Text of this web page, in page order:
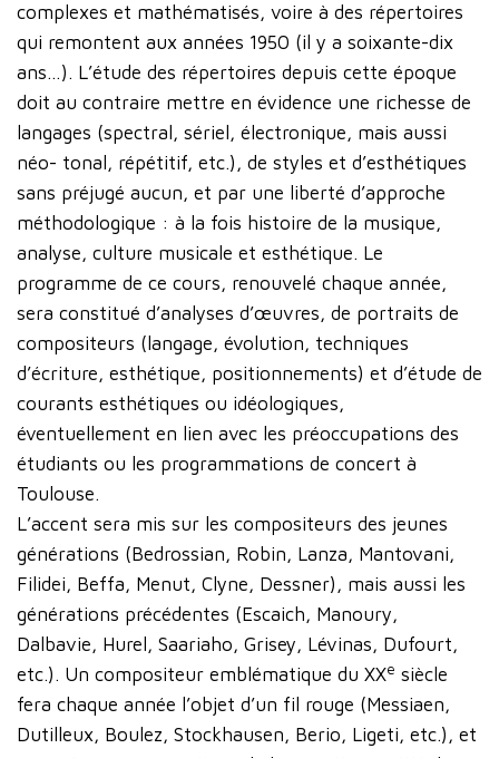
complexes et mathématisés, voire à des répertoires
qui remontent aux années 1950 (il y a soixante-dix
ans…). L’étude des répertoires depuis cette époque
doit au contraire mettre en évidence une richesse de
langages (spectral, sériel, électronique, mais aussi
néo- tonal, répétitif, etc.), de styles et d’esthétiques
sans préjugé aucun, et par une liberté d’approche
méthodologique : à la fois histoire de la musique,
analyse, culture musicale et esthétique. Le
programme de ce cours, renouvelé chaque année,
sera constitué d’analyses d’œuvres, de portraits de
compositeurs (langage, évolution, techniques
d’écriture, esthétique, positionnements) et d’étude de
courants esthétiques ou idéologiques,
éventuellement en lien avec les préoccupations des
étudiants ou les programmations de concert à
Toulouse.
L’accent sera mis sur les compositeurs des jeunes
générations (Bedrossian, Robin, Lanza, Mantovani,
Filidei, Beffa, Menut, Clyne, Dessner), mais aussi les
générations précédentes (Escaich, Manoury,
Dalbavie, Hurel, Saariaho, Grisey, Lévinas, Dufourt,
etc.). Un compositeur emblématique du XXe siècle
fera chaque année l’objet d’un fil rouge (Messiaen,
Dutilleux, Boulez, Stockhausen, Berio, Ligeti, etc.), et